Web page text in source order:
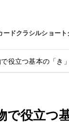
ードクラシルショート
役立つ基本の「き」
で役立つ